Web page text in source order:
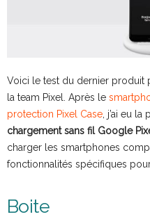
Voici le test du dernier produit
la team Pixel. Après le
protection Pixel Case , j’ai eu
chargement sans fil Google
charger les smartphones
fonctionnalités spécifiques pour
Boite